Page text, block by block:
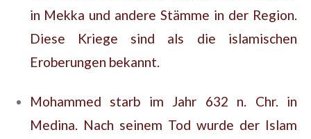
in Mekka und andere Stämme in der Region.
Diese Kriege sind als die islamischen
Eroberungen bekannt.
Mohammed starb im Jahr 632 n. Chr. in
Medina. Nach seinem Tod wurde der Islam